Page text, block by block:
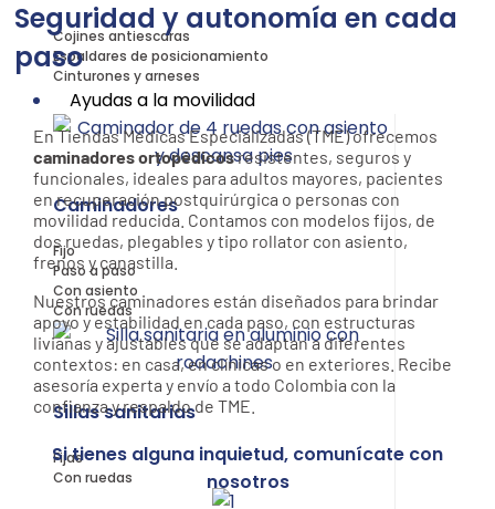
Cojines antiescaras
Espaldares de posicionamiento
Cinturones y arneses
Ayudas a la movilidad
Caminadores
Fijo
Paso a paso
Con asiento
Con ruedas
Sillas sanitarias
Fijas
Con ruedas
Seguridad y autonomía en cada
paso
En Tiendas Médicas Especializadas (TME) ofrecemos
caminadores ortopédicosresistentes, seguros y
funcionales, ideales para adultos mayores, pacientes
en recuperación postquirúrgica o personas con
movilidad reducida. Contamos con modelos fijos, de
dos ruedas, plegables y tipo rollator con asiento,
frenos y canastilla.
Nuestros caminadores están diseñados para brindar
apoyo y estabilidad en cada paso, con estructuras
livianas y ajustables que se adaptan a diferentes
contextos: en casa, en clínicas o en exteriores. Recibe
asesoría experta y envío a todo Colombia con la
confianza y respaldo de TME.
Si tienes alguna inquietud, comunícate con
nosotros